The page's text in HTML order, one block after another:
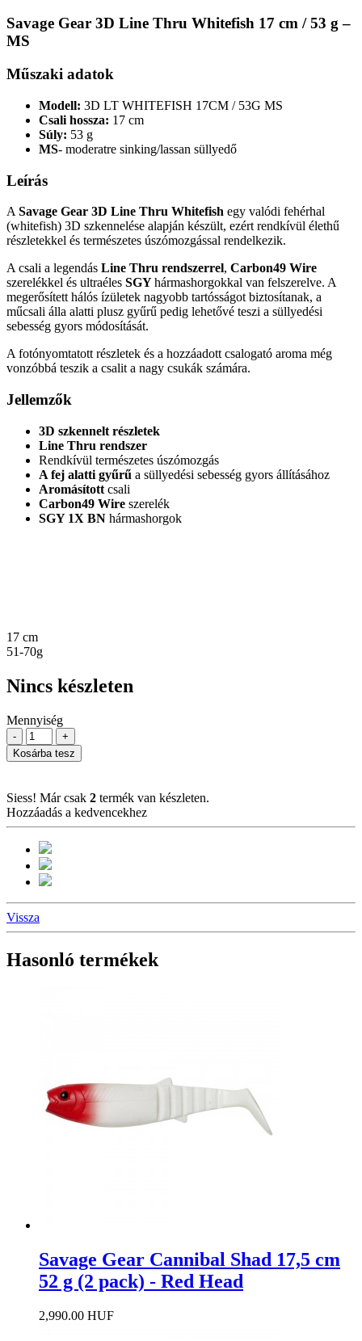
Savage Gear 3D Line Thru Whitefish 17 cm / 53 g –
MS
Műszaki adatok
Modell: 3D LT WHITEFISH 17CM / 53G MS
Csali hossza: 17 cm
Súly: 53 g
MS- moderatre sinking/lassan süllyedő
Leírás
A Savage Gear 3D Line Thru Whitefish egy valódi fehérhal
(whitefish) 3D szkennelése alapján készült, ezért rendkívül élethű
részletekkel és természetes úszómozgással rendelkezik.
A csali a legendás Line Thru rendszerrel, Carbon49 Wire
szerelékkel és ultraéles SGYhármashorgokkal van felszerelve. A
megerősített hálós ízületek nagyobb tartósságot biztosítanak, a
műcsali álla alatti plusz gyűrű pedig lehetővé teszi a süllyedési
sebesség gyors módosítását.
A fotónyomtatott részletek és a hozzáadott csalogató aroma még
vonzóbbá teszik a csalit a nagy csukák számára.
Jellemzők
3D szkennelt részletek
Line Thru rendszer
Rendkívül természetes úszómozgás
A fej alatti gyűrű a süllyedési sebesség gyors állításához
Aromásított csali
Carbon49 Wire szerelék
SGY 1X BN hármashorgok
17 cm
51-70g
Nincs készleten
Mennyiség
-
+
Kosárba tesz
Siess! Már csak 2 termék van készleten.
Hozzáadás a kedvencekhez
Vissza
Hasonló termékek
Savage Gear Cannibal Shad 17,5 cm
52 g (2 pack) - Red Head
2,990.00 HUF